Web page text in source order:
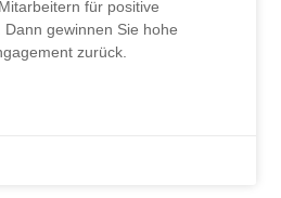
für positive
gewinnen Sie hohe
zurück.